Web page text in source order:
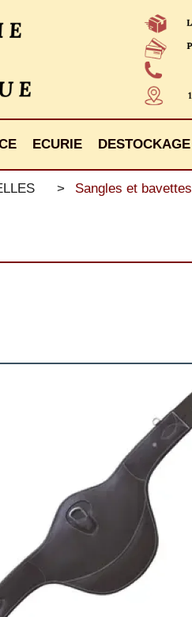
ECURIE DESTOCKAGE
Sangles et bavettes